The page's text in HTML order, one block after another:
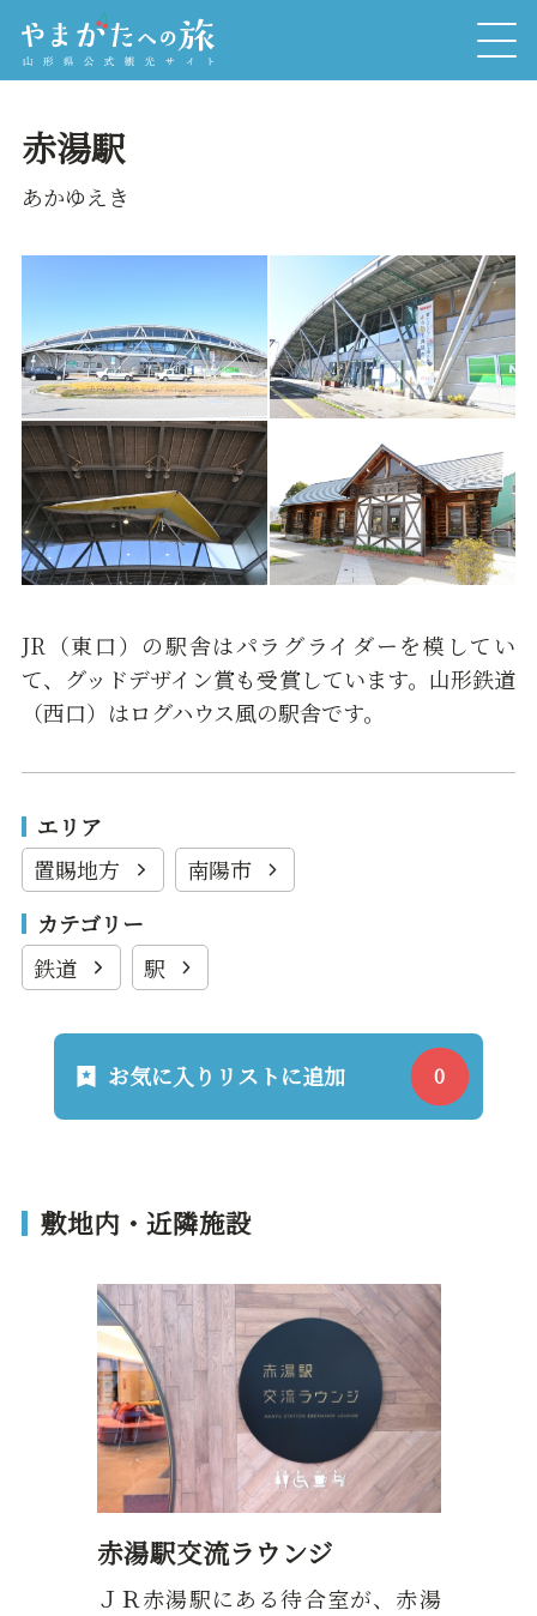
赤湯駅
あかゆえき
JR（東口）の駅舎はパラグライダーを模してい
て、グッドデザイン賞も受賞しています。山形鉄道
（西口）はログハウス風の駅舎です。
エリア
置賜地方
南陽市
カテゴリー
鉄道
駅
お気に入りリストに追加
敷地内・近隣施設
赤湯駅交流ラウンジ
ＪＲ赤湯駅にある待合室が、赤湯